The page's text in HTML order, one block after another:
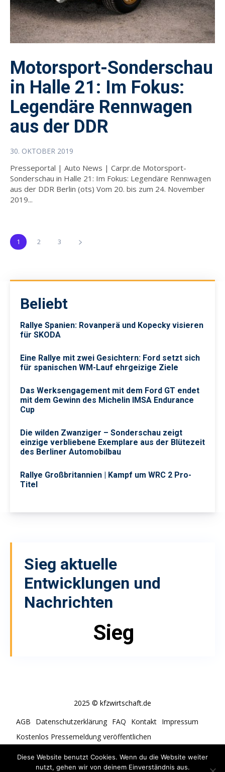
Motorsport-Sonderschau
in Halle 21: Im Fokus:
Legendäre Rennwagen
aus der DDR
30. OKTOBER 2019
Presseportal | Auto News | Carpr.de Motorsport-
Sonderschau in Halle 21: Im Fokus: Legendäre Rennwagen
aus der DDR Berlin (ots) Vom 20. bis zum 24. November
2019...
1 2 3
Beliebt
Rallye Spanien: Rovanperä und Kopecky visieren
für SKODA
Eine Rallye mit zwei Gesichtern: Ford setzt sich
für spanischen WM-Lauf ehrgeizige Ziele
Das Werksengagement mit dem Ford GT endet
mit dem Gewinn des Michelin IMSA Endurance
Cup
Die wilden Zwanziger – Sonderschau zeigt
einzige verbliebene Exemplare aus der Blütezeit
des Berliner Automobilbau
Rallye Großbritannien | Kampf um WRC 2 Pro-
Titel
Sieg aktuelle
Entwicklungen und
Nachrichten
Sieg
2025 © kfzwirtschaft.de
AGB
Datenschutzerklärung FAQ Kontakt Impressum
Kostenlos Pressemeldung veröffentlichen
Diese Website benutzt Cookies. Wenn du die Website weiter
nutzt, gehen wir von deinem Einverständnis aus.